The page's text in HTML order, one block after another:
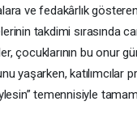
ve fedakârlık
takdimi sırasında
çocuklarının bu onur
yaşarken, katılımcılar
temennisiyle